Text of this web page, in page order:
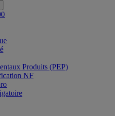
Produits (PEP)
NF